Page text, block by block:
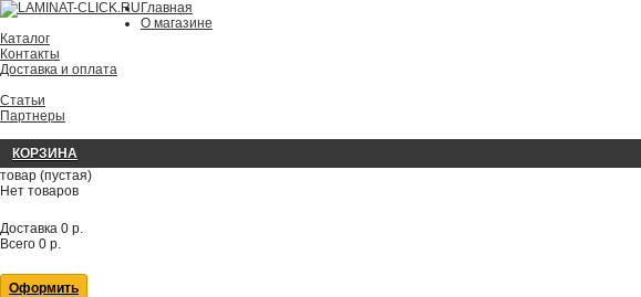
Главная
О магазине
Каталог
Контакты
Доставка и оплата
Статьи
Партнеры
КОРЗИНА
товар (пустая)
Нет товаров
Доставка 0 р.
Всего 0 р.
Оформить